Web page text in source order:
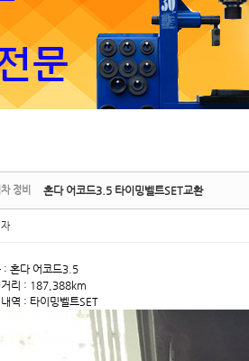
정비 혼다 어코드3.5 타이밍벨트SET교환
: 혼다 어코드3.5
거리 : 187,388km
역 : 타이밍벨트SET